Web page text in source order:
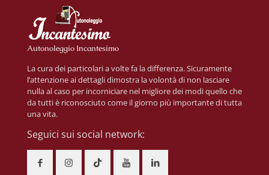
Autonoleggio Incantesimo
La cura dei particolari a volte fa la differenza. Sicuramente
l’attenzione ai dettagli dimostra la volontà di non lasciare
nulla al caso per incorniciare nel migliore dei modi quello che
da tutti è riconosciuto come il giorno più importante di tutta
una vita.
Seguici sui social network: